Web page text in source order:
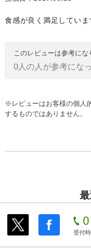
食感が良く満足していま
このレビューは参考にな
0人の人が参考にな
※レビューはお客様の個人
するものではありません。
受付